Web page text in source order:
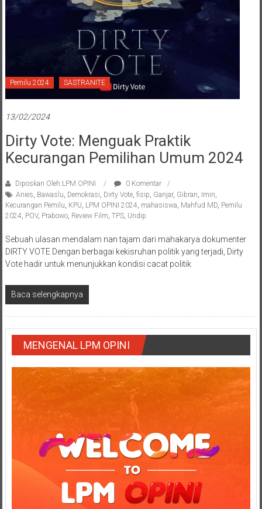
Pemilu 2024 SASTRANITE
13/02/2024
Dirty Vote: Menguak Praktik
Kecurangan Pemilihan Umum 2024
Diposkan Oleh:LPM OPINI
0 Komentar
Anies Bawaslu Demokrasi Dirty Vote, fisip Ganjar, Gibran Imin
Kecurangan Pemilu KPU LPM OPINI 2024 mahasiswa Mahfud MD, Pemilu
2024 POV, Prabowo, Review Film TPS, Undip
Sebuah ulasan mendalam nan tajam dari mahakarya dokumenter
DIRTY VOTE Dengan berbagai kekisruhan politik yang terjadi, Dirty
Vote hadir untuk menunjukkan kondisi cacat politik
Baca selengkapnya
MENGENAL LPM OPINI